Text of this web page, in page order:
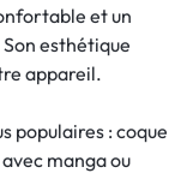
et un
esthétique
appareil.
populaires : coque
manga ou